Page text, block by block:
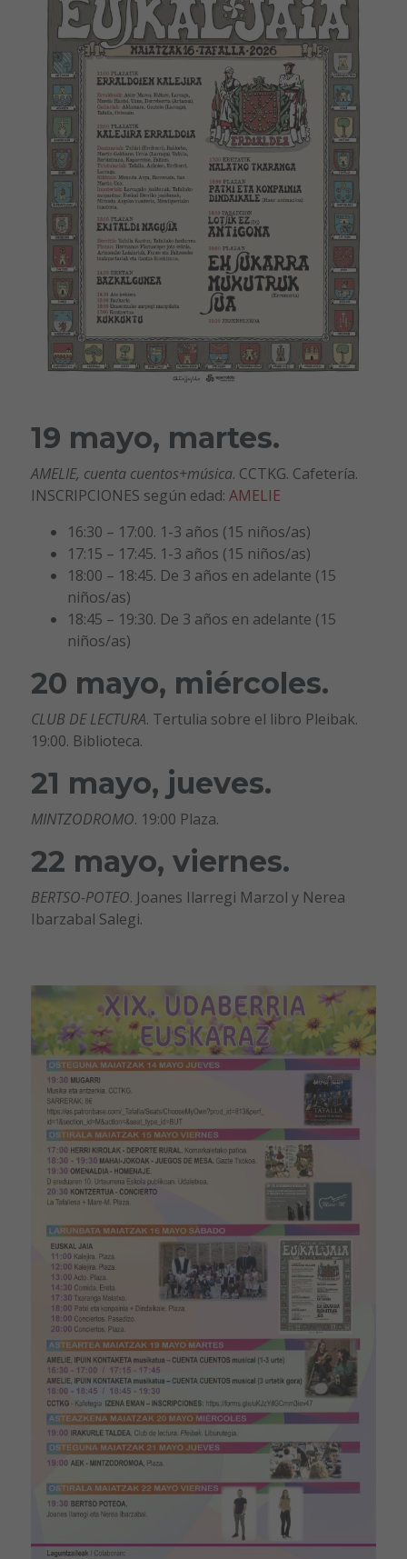
19 mayo, martes.
AMELIE, cuenta cuentos+música. CCTKG. Cafetería.
INSCRIPCIONES según edad: AMELIE
16:30 – 17:00. 1-3 años (15 niños/as)
17:15 – 17:45. 1-3 años (15 niños/as)
18:00 – 18:45. De 3 años en adelante (15
niños/as)
18:45 – 19:30. De 3 años en adelante (15
niños/as)
20 mayo, miércoles.
CLUB DE LECTURA. Tertulia sobre el libro Pleibak.
19:00. Biblioteca.
21 mayo, jueves.
MINTZODROMO. 19:00 Plaza.
22 mayo, viernes.
BERTSO-POTEO. Joanes Ilarregi Marzol y Nerea
Ibarzabal Salegi.